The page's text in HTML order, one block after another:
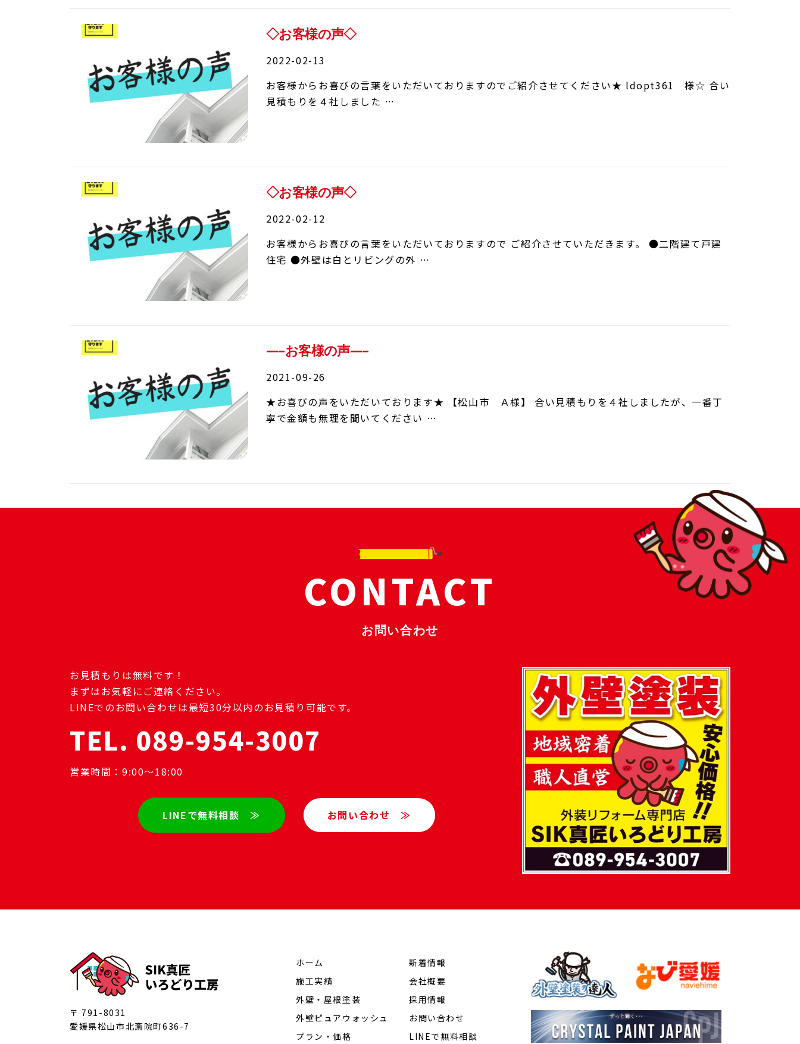
◇お客様の声◇
2022-02-13
お客様からお喜びの言葉をいただいておりますのでご紹介させてください★ ldopt361 様☆ 合い
見積もりを４社しました …
◇お客様の声◇
2022-02-12
お客様からお喜びの言葉をいただいておりますので ご紹介させていただきます。 ●二階建て戸建
住宅 ●外壁は白とリビングの外 …
—–お客様の声—–
2021-09-26
★お喜びの声をいただいております★ 【松山市 Ａ様】 合い見積もりを４社しましたが、一番丁
寧で金額も無理を聞いてください …
CONTACT
お問い合わせ
お見積もりは無料です！
まずはお気軽にご連絡ください。
LINEでのお問い合わせは最短30分以内のお見積り可能です。
TEL. 089-954-3007
営業時間：9:00～18:00
LINEで無料相談 ≫ お問い合わせ ≫
〒 791-8031
愛媛県松山市北斎院町636-7
ホーム
施工実績
外壁・屋根塗装
外壁ピュアウォッシュ
プラン・価格
新着情報
会社概要
採用情報
お問い合わせ
LINEで無料相談